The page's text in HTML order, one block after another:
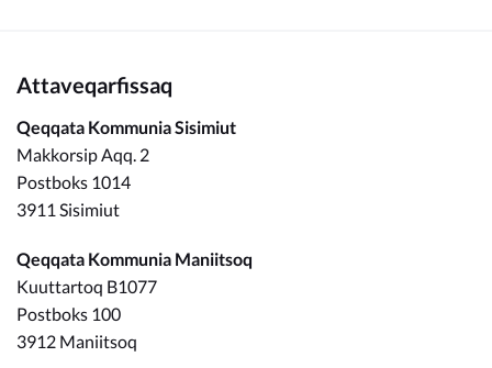
Attaveqarfissaq
Qeqqata Kommunia Sisimiut
Makkorsip Aqq. 2
Postboks 1014
3911 Sisimiut
Qeqqata Kommunia Maniitsoq
Kuuttartoq B1077
Postboks 100
3912 Maniitsoq